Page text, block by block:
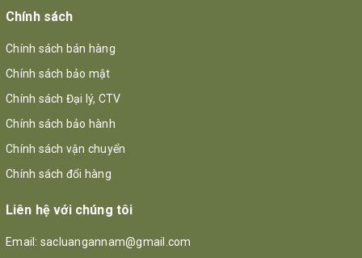
Chính sách
Chính sách bán hàng
Chính sách bảo mật
Chính sách Đại lý, CTV
Chính sách bảo hành
Chính sách vận chuyển
Chính sách đổi hàng
Liên hệ với chúng tôi
Email: sacluangannam@gmail.com